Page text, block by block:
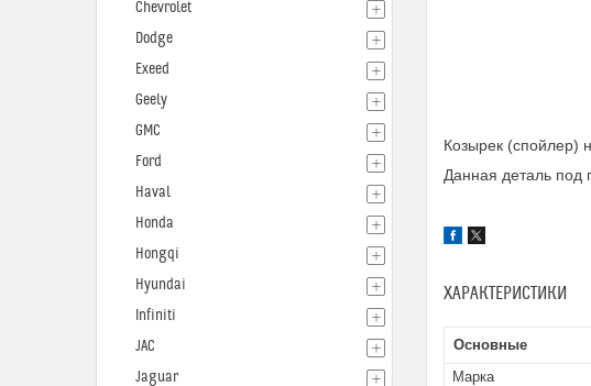
Козырек (спойлер)
Данная деталь под
ХАРАКТЕРИСТИКИ
Основные
Марка
Chevrolet
Dodge
Exeed
Geely
GMC
Ford
Haval
Honda
Hongqi
Hyundai
Infiniti
JAC
Jaguar